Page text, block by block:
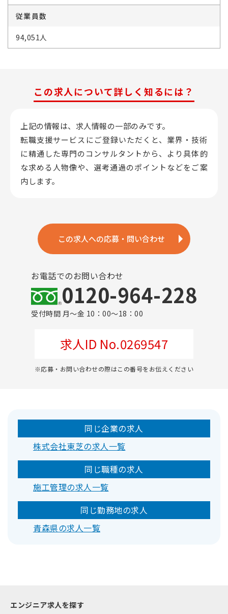
従業員数
94,051人
この求人について詳しく知るには？
上記の情報は、求人情報の一部のみです。
転職支援サービスにご登録いただくと、業界・技術
に精通した専門のコンサルタントから、 より具体的
な求める人物像や、選考通過のポイントなどをご案
内します。
この求人への応募・問い合わせ
お電話でのお問い合わせ
0120-964-228
受付時間 月～金 10：00～18：00
求人ID No.0269547
※応募・お問い合わせの際はこの番号をお伝えください
同じ企業の求人
株式会社東芝の求人一覧
同じ職種の求人
施工管理の求人一覧
同じ勤務地の求人
青森県の求人一覧
エンジニア求人を探す